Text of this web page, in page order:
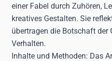
einer Fabel durch Zuhören,
kreatives Gestalten. Sie
übertragen die Botschaft der
Verhalten.
Inhalte und Methoden: Das